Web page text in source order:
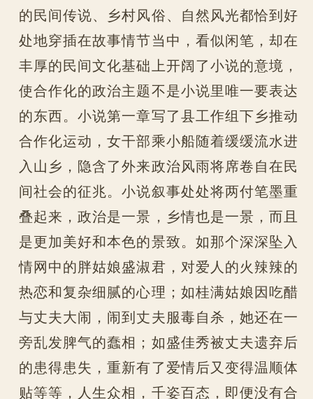
的民间传说、乡村风俗、自然风光都恰到好
处地穿插在故事情节当中，看似闲笔，却在
丰厚的民间文化基础上开阔了小说的意境，
使合作化的政治主题不是小说里唯一要表达
的东西。小说第一章写了县工作组下乡推动
合作化运动，女干部乘小船随着缓缓流水进
入山乡，隐含了外来政治风雨将席卷自在民
间社会的征兆。小说叙事处处将两付笔墨重
叠起来，政治是一景，乡情也是一景，而且
是更加美好和本色的景致。如那个深深坠入
情网中的胖姑娘盛淑君，对爱人的火辣辣的
热恋和复杂细腻的心理；如桂满姑娘因吃醋
与丈夫大闹，闹到丈夫服毒自杀，她还在一
旁乱发脾气的蠢相；如盛佳秀被丈夫遗弃后
的患得患失，重新有了爱情后又变得温顺体
贴等等，人生众相，千姿百态，即便没有合